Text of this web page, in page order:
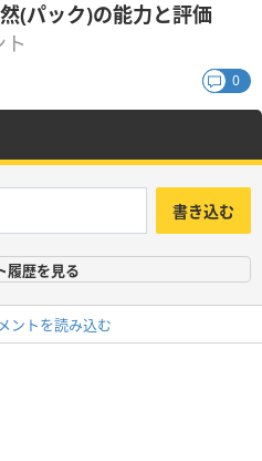
(パック)の能力と評価
ト
0
書き込む
履歴を見る
ントを読み込む